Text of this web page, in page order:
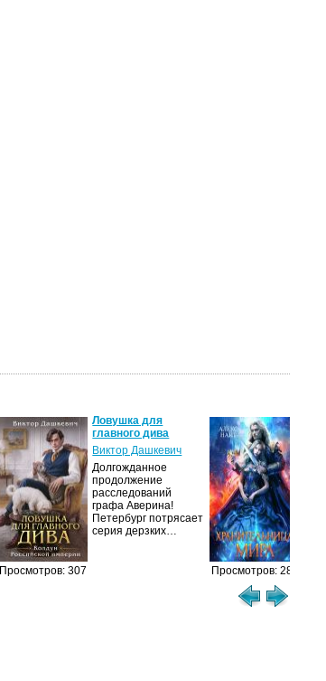
Просмотров: 307
Ловушка для
главного дива
Виктор Дашкевич
Долгожданное
продолжение
расследований
графа Аверина!
Петербург потрясает
серия дерзких…
Просмотров: 287